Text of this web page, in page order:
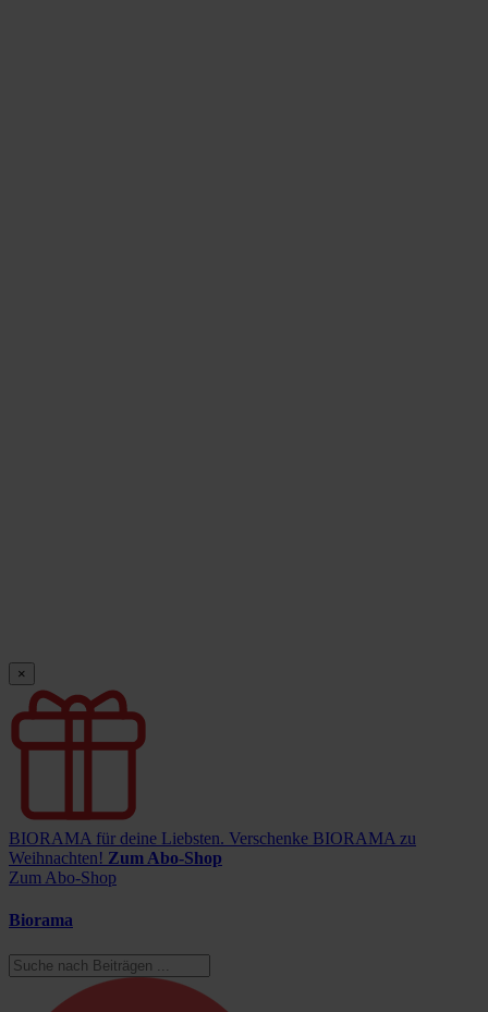
×
BIORAMA für deine Liebsten. Verschenke BIORAMA zu
Weihnachten! Zum Abo-Shop
Zum Abo-Shop
Biorama